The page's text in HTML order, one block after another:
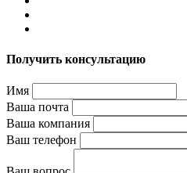
Получить консультацию
Имя
Ваша почта
Ваша компания
Ваш телефон